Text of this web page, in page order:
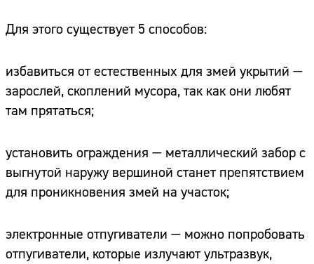
Для этого существует 5 способов:
избавиться от естественных для змей укрытий —
зарослей, скоплений мусора, так как они любят
там прятаться;
установить ограждения — металлический забор с
выгнутой наружу вершиной станет препятствием
для проникновения змей на участок;
электронные отпугиватели — можно попробовать
отпугиватели, которые излучают ультразвук,